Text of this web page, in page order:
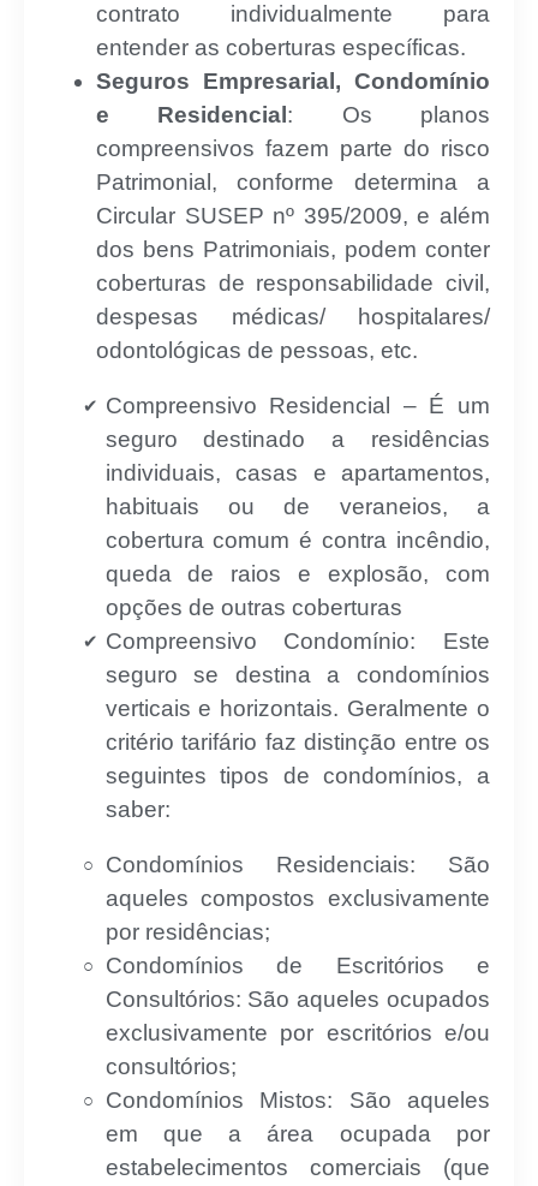
contrato individualmente para
entender as coberturas específicas.
Seguros Empresarial, Condomínio
e Residencial : Os planos
compreensivos fazem parte do risco
Patrimonial, conforme determina a
Circular SUSEP nº 395/2009, e além
dos bens Patrimoniais, podem conter
coberturas de responsabilidade civil,
despesas médicas/ hospitalares/
odontológicas de pessoas, etc.
Compreensivo Residencial – É um
seguro destinado a residências
individuais, casas e apartamentos,
habituais ou de veraneios, a
cobertura comum é contra incêndio,
queda de raios e explosão, com
opções de outras coberturas
Compreensivo Condomínio: Este
seguro se destina a condomínios
verticais e horizontais. Geralmente o
critério tarifário faz distinção entre os
seguintes tipos de condomínios, a
saber:
Condomínios Residenciais: São
aqueles compostos exclusivamente
por residências;
Condomínios de Escritórios e
Consultórios: São aqueles ocupados
exclusivamente por escritórios e/ou
consultórios;
Condomínios Mistos: São aqueles
em que a área ocupada por
estabelecimentos comerciais (que